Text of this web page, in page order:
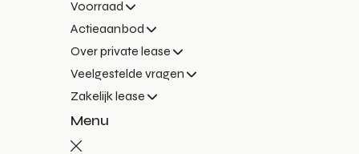
Voorraad
Actieaanbod
Over private lease
Veelgestelde vragen
Zakelijk lease
Menu